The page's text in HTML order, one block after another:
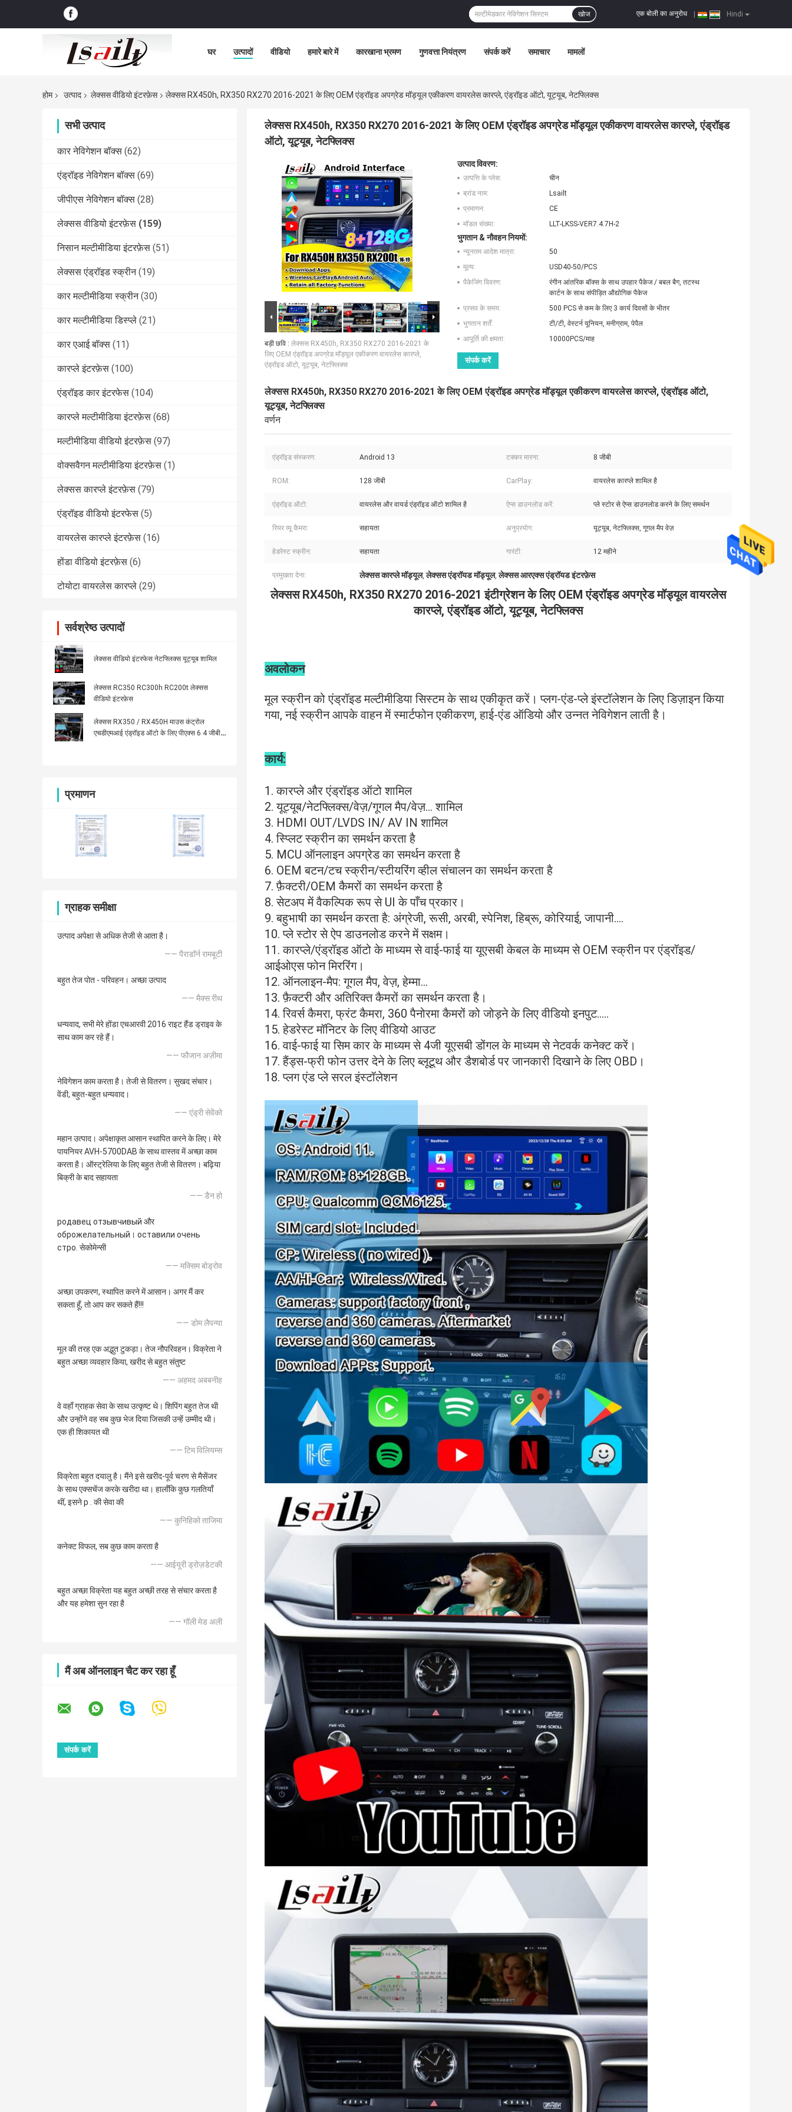
Hindi
एक बोली का अनुरोध
खोज
घर उत्पादों वीडियो हमारे बारे में कारखाना भ्रमण गुणवत्ता नियंत्रण संपर्क करें समाचार मामलों
होम उत्पाद लेक्सस वीडियो इंटरफ़ेस लेक्सस RX450h, RX350 RX270 2016-2021 के लिए OEM एंड्रॉइड अपग्रेड मॉड्यूल एकीकरण वायरलेस कारप्ले, एंड्रॉइड ऑटो, यूट्यूब, नेटफ्लिक्स
सभी उत्पाद
कार नेविगेशन बॉक्स (62)
एंड्रॉइड नेविगेशन बॉक्स (69)
जीपीएस नेविगेशन बॉक्स (28)
लेक्सस वीडियो इंटरफ़ेस (159)
निसान मल्टीमीडिया इंटरफ़ेस (51)
लेक्सस एंड्रॉइड स्क्रीन (19)
कार मल्टीमीडिया स्क्रीन (30)
कार मल्टीमीडिया डिस्प्ले (21)
कार एआई बॉक्स (11)
कारप्ले इंटरफ़ेस (100)
एंड्रॉइड कार इंटरफेस (104)
कारप्ले मल्टीमीडिया इंटरफ़ेस (68)
मल्टीमीडिया वीडियो इंटरफ़ेस (97)
वोक्सवैगन मल्टीमीडिया इंटरफ़ेस (1)
लेक्सस कारप्ले इंटरफ़ेस (79)
एंड्रॉइड वीडियो इंटरफेस (5)
वायरलेस कारप्ले इंटरफ़ेस (16)
होंडा वीडियो इंटरफ़ेस (6)
टोयोटा वायरलेस कारप्ले (29)
सर्वश्रेष्ठ उत्पादों
लेक्सस वीडियो इंटरफेस नेटफ्लिक्स यूट्यूब शामिल
लेक्सस RC350 RC300h RC200t लेक्सस
वीडियो इंटरफ़ेस
लेक्सस RX350 / RX450H माउस कंट्रोल
एचडीएमआई एंड्रॉइड ऑटो के लिए पीएक्स 6 4 जीबी
प्रमाणन
ग्राहक समीक्षा
उत्पाद अपेक्षा से अधिक तेजी से आता है।
—— पैराडॉर्न रामबूटी
बहुत तेज पोत - परिवहन। अच्छा उत्पाद
—— मैक्स रीथ
धन्यवाद, सभी मेरे होंडा एचआरवी 2016 राइट हैंड ड्राइव के
साथ काम कर रहे हैं।
—— फौजान अज़ीमा
नेविगेशन काम करता है। तेजी से वितरण। सुखद संचार।
वेंडी, बहुत-बहुत धन्यवाद।
—— एंड्री सेवेंको
महान उत्पाद। अपेक्षाकृत आसान स्थापित करने के लिए। मेरे
पायनियर AVH-5700DAB के साथ वास्तव में अच्छा काम
करता है। ऑस्ट्रेलिया के लिए बहुत तेजी से वितरण। बढ़िया
बिक्री के बाद सहायता
—— डैन हो
родавец отзывчивый और
оброжелательный। оставили очень
стро. सेकोमेन्सी
—— मक्सिम बोड्रोव
अच्छा उपकरण, स्थापित करने में आसान। अगर मैं कर
सकता हूँ, तो आप कर सकते हैं!!!
—— डोम लैपन्या
मूल की तरह एक अद्भुत टुकड़ा। तेज नौपरिवहन। विक्रेता ने
बहुत अच्छा व्यवहार किया, खरीद से बहुत संतुष्ट
—— अहमद अबबनीह
वे वहाँ ग्राहक सेवा के साथ उत्कृष्ट थे। शिपिंग बहुत तेज थी
और उन्होंने वह सब कुछ भेज दिया जिसकी उन्हें उम्मीद थी।
एक ही शिकायत थी
—— टिम विलियम्स
विक्रेता बहुत दयालु है। मैंने इसे खरीद-पूर्व चरण से मैसेंजर
के साथ एक्सचेंज करके खरीदा था। हालाँकि कुछ गलतियाँ
थीं, इसने p . की सेवा की
—— कुनिहिको ताजिमा
कनेक्ट विफल, सब कुछ काम करता है
—— आईयूरी ड्रोज़डेटकी
बहुत अच्छा विक्रेता यह बहुत अच्छी तरह से संचार करता है
और यह हमेशा सुन रहा है
—— गॉली मेड अली
मैं अब ऑनलाइन चैट कर रहा हूँ
लेक्सस RX450h, RX350 RX270 2016-2021 के लिए OEM एंड्रॉइड अपग्रेड मॉड्यूल एकीकरण वायरलेस कारप्ले, एंड्रॉइड
ऑटो, यूट्यूब, नेटफ्लिक्स
बड़ी छवि : लेक्सस RX450h, RX350 RX270 2016-2021 के
लिए OEM एंड्रॉइड अपग्रेड मॉड्यूल एकीकरण वायरलेस कारप्ले,
एंड्रॉइड ऑटो, यूट्यूब, नेटफ्लिक्स
उत्पाद विवरण:
उत्पत्ति के प्लेस:
चीन
ब्रांड नाम:
Lsailt
प्रमाणन:
CE
मॉडल संख्या:
LLT-LKSS-VER7.4.7H-2
भुगतान & नौवहन नियमों:
न्यूनतम आदेश मात्रा:
50
मूल्य:
USD40-50/PCS
पैकेजिंग विवरण:
रंगीन आंतरिक बॉक्स के साथ उपहार पैकेज / बबल बैग, तटस्थ
कार्टन के साथ संपीड़ित औद्योगिक पैकेज
प्रसव के समय:
500 PCS से कम के लिए 3 कार्य दिवसों के भीतर
भुगतान शर्तें:
टी/टी, वेस्टर्न यूनियन, मनीग्राम, पेपैल
आपूर्ति की क्षमता:
10000PCS/माह
संपर्क करें
लेक्सस RX450h, RX350 RX270 2016-2021 के लिए OEM एंड्रॉइड अपग्रेड मॉड्यूल एकीकरण वायरलेस कारप्ले, एंड्रॉइड ऑटो,
यूट्यूब, नेटफ्लिक्स
वर्णन
एंड्रॉइड संस्करण: Android 13 टक्कर मारना: 8 जीबी
ROM: 128 जीबी CarPlay: वायरलेस कारप्ले शामिल है
एंड्रॉइड ऑटो: वायरलेस और वायर्ड एंड्रॉइड ऑटो शामिल है ऐप्स डाउनलोड करें: प्ले स्टोर से ऐप्स डाउनलोड करने के लिए समर्थन
रियर व्यू कैमरा: सहायता अनुप्रयोग: यूट्यूब, नेटफ्लिक्स, गूगल मैप वेज़
हेडरेस्ट स्क्रीन: सहायता गारंटी: 12 महीने
प्रमुखता देना: लेक्सस कारप्ले मॉड्यूल,लेक्सस एंड्रॉयड मॉड्यूल,लेक्सस आरएक्स एंड्रॉयड इंटरफ़ेस
लेक्सस RX450h, RX350 RX270 2016-2021 इंटीग्रेशन के लिए OEM एंड्रॉइड अपग्रेड मॉड्यूल वायरलेस
कारप्ले, एंड्रॉइड ऑटो, यूट्यूब, नेटफ्लिक्स
अवलोकन
मूल स्क्रीन को एंड्रॉइड मल्टीमीडिया सिस्टम के साथ एकीकृत करें। प्लग-एंड-प्ले इंस्टॉलेशन के लिए डिज़ाइन किया
गया, नई स्क्रीन आपके वाहन में स्मार्टफोन एकीकरण, हाई-एंड ऑडियो और उन्नत नेविगेशन लाती है।
कार्य:
1. कारप्ले और एंड्रॉइड ऑटो शामिल
2. यूट्यूब/नेटफ्लिक्स/वेज़/गूगल मैप/वेज़... शामिल
3. HDMI OUT/LVDS IN/ AV IN शामिल
4. स्प्लिट स्क्रीन का समर्थन करता है
5. MCU ऑनलाइन अपग्रेड का समर्थन करता है
6. OEM बटन/टच स्क्रीन/स्टीयरिंग व्हील संचालन का समर्थन करता है
7. फ़ैक्टरी/OEM कैमरों का समर्थन करता है
8. सेटअप में वैकल्पिक रूप से UI के पाँच प्रकार।
9. बहुभाषी का समर्थन करता है: अंग्रेजी, रूसी, अरबी, स्पेनिश, हिब्रू, कोरियाई, जापानी....
10. प्ले स्टोर से ऐप डाउनलोड करने में सक्षम।
11. कारप्ले/एंड्रॉइड ऑटो के माध्यम से वाई-फाई या यूएसबी केबल के माध्यम से OEM स्क्रीन पर एंड्रॉइड/
आईओएस फोन मिररिंग।
12. ऑनलाइन-मैप: गूगल मैप, वेज़, हेम्मा...
13. फ़ैक्टरी और अतिरिक्त कैमरों का समर्थन करता है।
14. रिवर्स कैमरा, फ्रंट कैमरा, 360 पैनोरमा कैमरों को जोड़ने के लिए वीडियो इनपुट.....
15. हेडरेस्ट मॉनिटर के लिए वीडियो आउट
16. वाई-फाई या सिम कार के माध्यम से 4जी यूएसबी डोंगल के माध्यम से नेटवर्क कनेक्ट करें।
17. हैंड्स-फ्री फोन उत्तर देने के लिए ब्लूटूथ और डैशबोर्ड पर जानकारी दिखाने के लिए OBD।
18. प्लग एंड प्ले सरल इंस्टॉलेशन